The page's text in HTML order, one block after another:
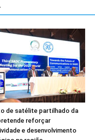
de satélite partilhado da
reforçar
e desenvolvimento